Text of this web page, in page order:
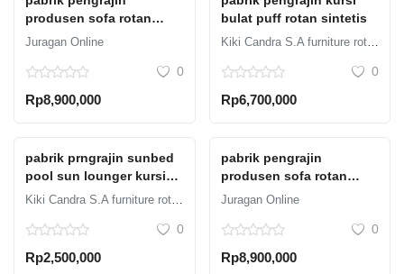
Rotan Jepara, Kursi
Tamu Rotan Jogja, Kursi
Tamu Rotan Minimalis,
Minimalis Modern, Kursi
Tamu Rotan Murah
produsen sofa rotan
sintetis berbagai model
Furniture, Rattan Sofa
Rattan Sofa Seat Covers,
Juragan Online
0
Rp8,900,000
bulat puff rotan sintetis
Kiki Candra S.A furniture rotan sintetis
0
Rp6,700,000
pabrik prngrajin sunbed
pool sun lounger kursi
santai kolam renang
0
Rp2,500,000
pabrik pengrajin
produsen sofa rotan
sintetis berbagai bentuk
Sintetis Jakarta Timur,
Murah, Harga Kursi Sofa
Juragan Online
0
Rp8,900,000